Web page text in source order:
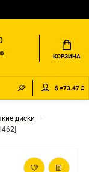
КОРЗИНА
$ =73.47 ₽
диски